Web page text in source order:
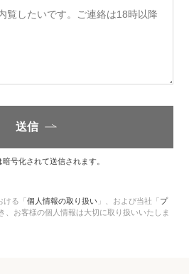
送信
暗号化されて送信されます。
ける「個人情報の取り扱い 」、 および当社「プ
、お客様の個人情報は大切に取り扱いいたしま